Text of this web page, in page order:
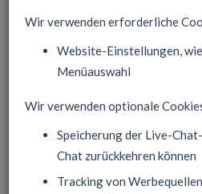
Wir verwenden erforderliche
Website-Einstellungen,
Menüauswahl
Wir verwenden optionale
Speicherung der Live-
Chat zurückkehren können
Tracking von
Bestätigen
Geschäftskonto
Anmelden